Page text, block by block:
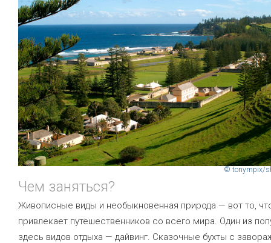
© tonympix/
Чем заняться?
Живописные виды и необыкновенная природа — вот то,
привлекает путешественников со всего мира. Один из
здесь видов отдыха — дайвинг. Сказочные бухты с